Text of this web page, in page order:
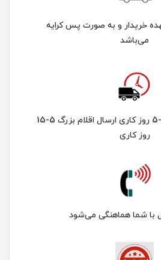
خریدار و به صورت پس کرایه
می‌باشد
ارسال اقلام کوچک 2-5 روز کاری ارسال اقلام بزرگ 5-15
روز کاری
با شما هماهنگی می‌شود